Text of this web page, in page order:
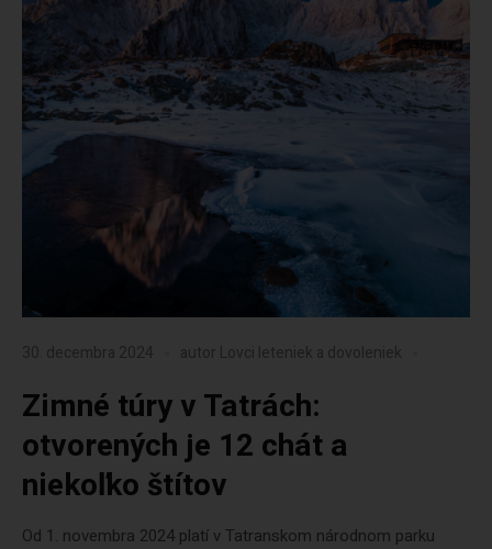
30. decembra 2024 autor Lovci leteniek a dovoleniek
Zimné túry v Tatrách:
otvorených je 12 chát a
niekoľko štítov
Od 1. novembra 2024 platí v Tatranskom národnom parku